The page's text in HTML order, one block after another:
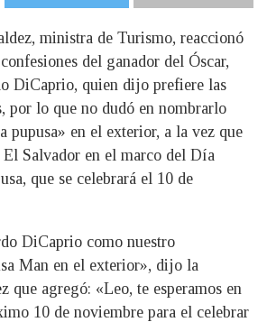
ministra de Turismo, reaccionó
del ganador del Óscar,
DiCaprio, quien dijo prefiere las
por lo que no dudó en nombrarlo
pupusa» en el exterior, a la vez que
Salvador en el marco del Día
que se celebrará el 10 de
DiCaprio como nuestro
Man en el exterior», dijo la
que agregó: «Leo, te esperamos en
10 de noviembre para el celebrar